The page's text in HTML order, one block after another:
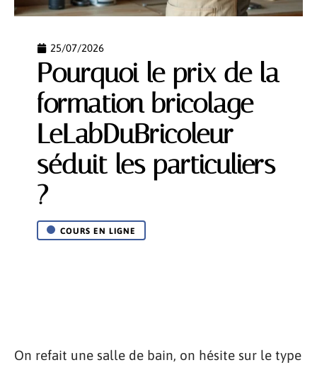
25/07/2026
Pourquoi le prix de la
formation bricolage
LeLabDuBricoleur
séduit les particuliers
?
COURS EN LIGNE
On refait une salle de bain, on hésite sur le type